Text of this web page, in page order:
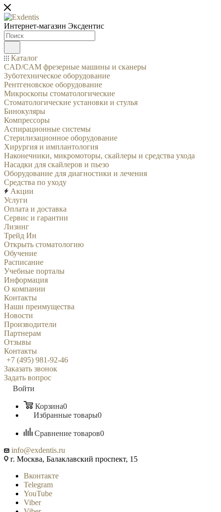
Интернет-магазин Эксдентис
Каталог
CAD/CAM фрезерные машины и сканеры
Зуботехническое оборудование
Рентгеновское оборудование
Микроскопы стоматологические
Стоматологические установки и стулья
Бинокуляры
Компрессоры
Аспирационные системы
Стерилизационное оборудование
Хирургия и имплантология
Наконечники, микромоторы, скайлеры и средства ухода
Насадки для скайлеров и пьезо
Оборудование для диагностики и лечения
Средства по уходу
Акции
Услуги
Оплата и доставка
Сервис и гарантии
Лизинг
Трейд Ин
Открыть стоматологию
Обучение
Расписание
Учебные порталы
Информация
О компании
Контакты
Наши преимущества
Новости
Производители
Партнерам
Отзывы
Контакты
+7 (495) 981-92-46
Заказать звонок
Задать вопрос
Войти
Корзина0
Избранные товары0
Сравнение товаров0
info@exdentis.ru
г. Москва, Балаклавский проспект, 15
Вконтакте
Telegram
YouTube
Viber